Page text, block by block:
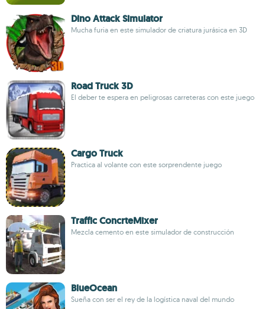
Dino Attack Simulator
Mucha furia en este simulador de criatura jurásica en 3D
Road Truck 3D
El deber te espera en peligrosas carreteras con este juego
Cargo Truck
Practica al volante con este sorprendente juego
Traffic ConcrteMixer
Mezcla cemento en este simulador de construcción
BlueOcean
Sueña con ser el rey de la logística naval del mundo